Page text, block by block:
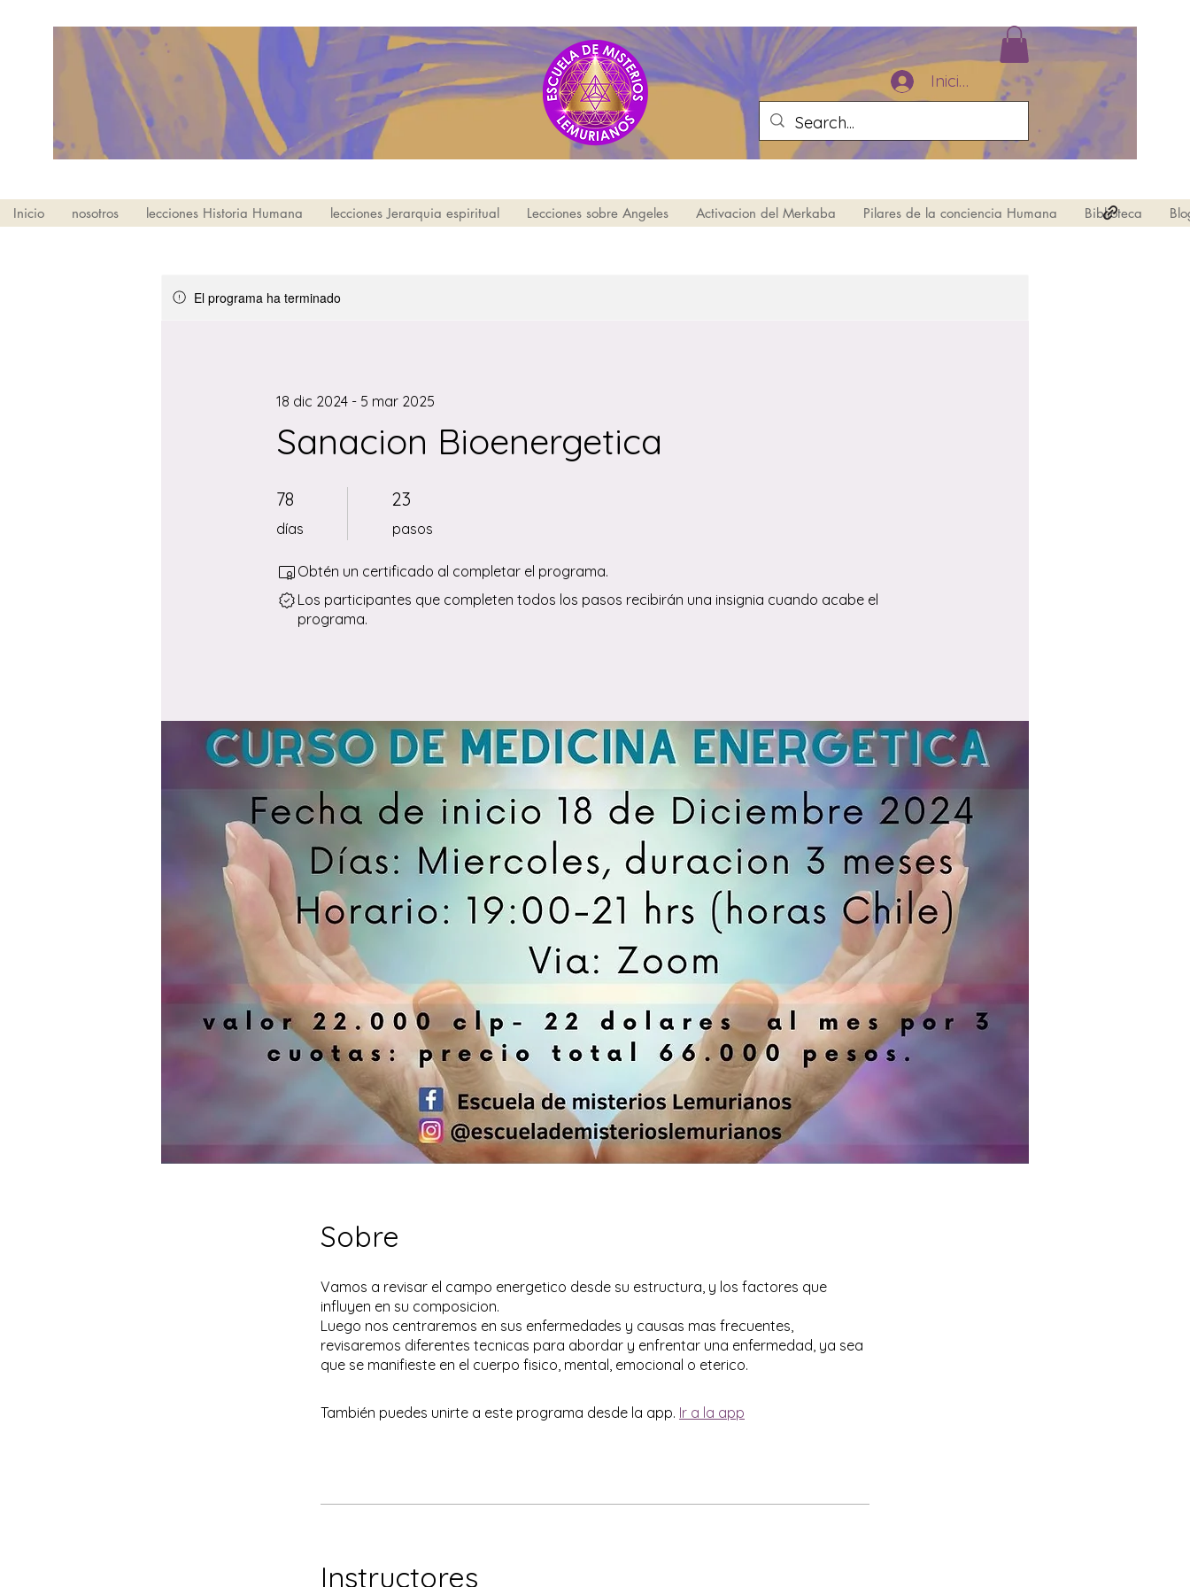
Iniciar sesión
Inicio nosotros lecciones Historia Humana lecciones Jerarquia espiritual Lecciones sobre Angeles Activacion del Merkaba Pilares de la conciencia Humana Biblioteca
El programa ha terminado
Sanacion Bioenergetica
18 dic 2024 - 5 mar 2025
78
días
78 días 23
pasos
23 pasos
Obtén un certificado al completar el programa.
Los participantes que completen todos los pasos recibirán una insignia cuando acabe el
programa.
Sobre
Vamos a revisar el campo energetico desde su estructura, y los factores que
influyen en su composicion.
Luego nos centraremos en sus enfermedades y causas mas frecuentes,
revisaremos diferentes tecnicas para abordar y enfrentar una enfermedad, ya sea
También puedes unirte a este programa desde la app. Ir a la app
Instructores